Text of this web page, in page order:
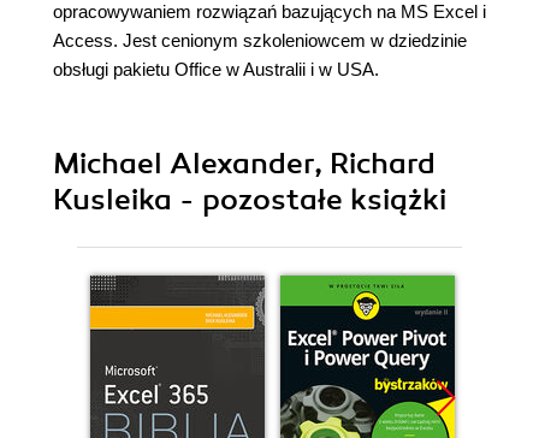
opracowywaniem rozwiązań bazujących na MS Excel i
Access. Jest cenionym szkoleniowcem w dziedzinie
obsługi pakietu Office w Australii i w USA.
Michael Alexander, Richard
Kusleika - pozostałe książki